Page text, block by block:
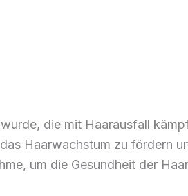
die mit Haarausfall
Haarwachstum zu fördern
um die Gesundheit der